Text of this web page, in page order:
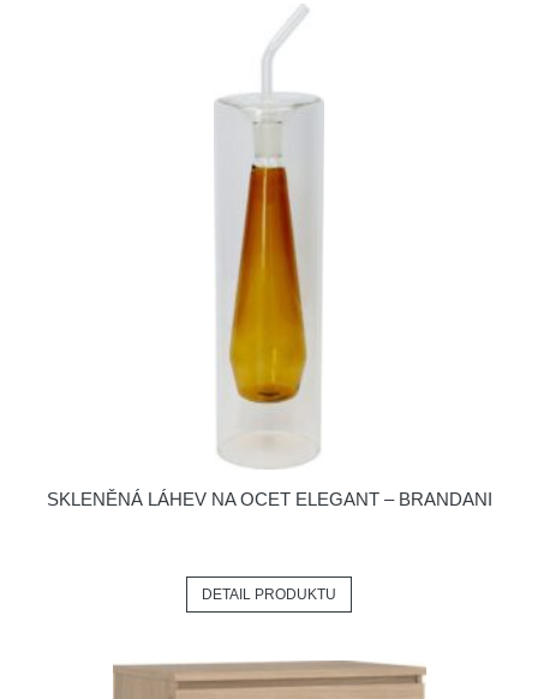
SKLENĚNÁ LÁHEV NA OCET ELEGANT – BRANDANI
DETAIL PRODUKTU